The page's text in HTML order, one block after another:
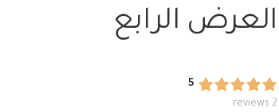
العرض الرابع
5
2 reviews